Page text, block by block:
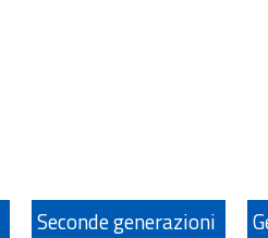
Seconde generazioni